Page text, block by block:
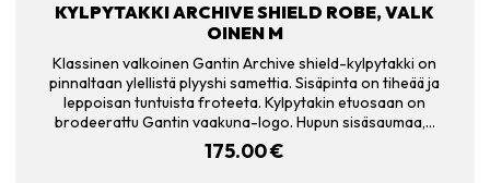
KYLPYTAKKI ARCHIVE SHIELD ROBE, VALK
OINEN M
Klassinen valkoinen Gantin Archive shield-kylpytakki on
pinnaltaan ylellistä plyyshi samettia. Sisäpinta on tiheää ja
leppoisan tuntuista froteeta. Kylpytakin etuosaan on
brodeerattu Gantin vaakuna-logo. Hupun sisäsaumaa,…
175.00€